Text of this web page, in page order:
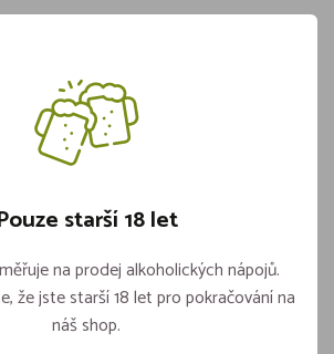
na naražeč LINDR bajonet
Vložit do košíku
starší 18 let
na prodej alkoholických nápojů.
že jste starší 18 let pro pokračování na
náš shop.